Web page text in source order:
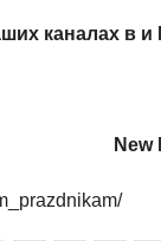
каналах в и
New